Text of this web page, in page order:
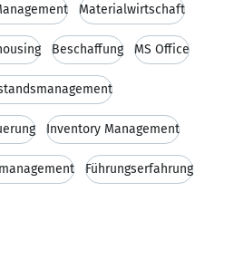
Materialwirtschaft
Beschaffung MS Office
Inventory Management
Führungserfahrung